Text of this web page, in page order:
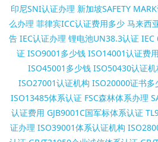
印尼SNI认证办理 新加坡SAFETY
么办理 菲律宾ICC认证费用多少 马来西
告 IEC认证办理 锂电池UN38.3认证 IEC
证 ISO9001多少钱 ISO14001认证费用
ISO45001多少钱 ISO50430认证机
ISO27001认证机构 ISO20000证书多
ISO13485体系认证 FSC森林体系办理
认证费用 GJB9001C国军标体系认证
证办理 ISO39001体系认证机构